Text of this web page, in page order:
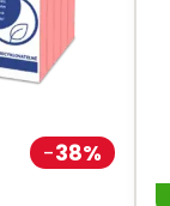
38%